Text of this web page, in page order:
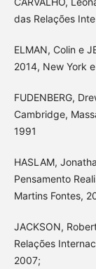
das Relações
ELMAN, Colin e
2014, New York
FUDENBERG,
Cambridge,
1991
HASLAM,
Pensamento
Martins Fontes,
JACKSON,
Relações
2007;